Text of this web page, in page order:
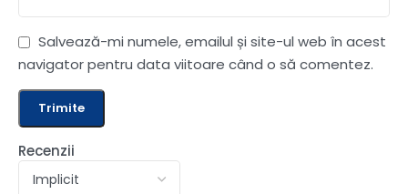
Recenzii
Salvează-mi numele, emailul și site-ul web în acest
navigator pentru data viitoare când o să comentez.